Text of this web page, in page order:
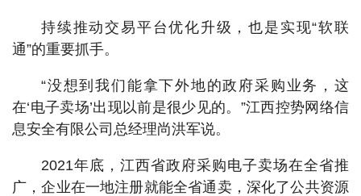
持续推动交易平台优化升级，也是实现“软联
通”的重要抓手。
“没想到我们能拿下外地的政府采购业务，这
在‘电子卖场’出现以前是很少见的。”江西控势网络信
息安全有限公司总经理尚洪军说。
2021年底，江西省政府采购电子卖场在全省推
广，企业在一地注册就能全省通卖，深化了公共资源